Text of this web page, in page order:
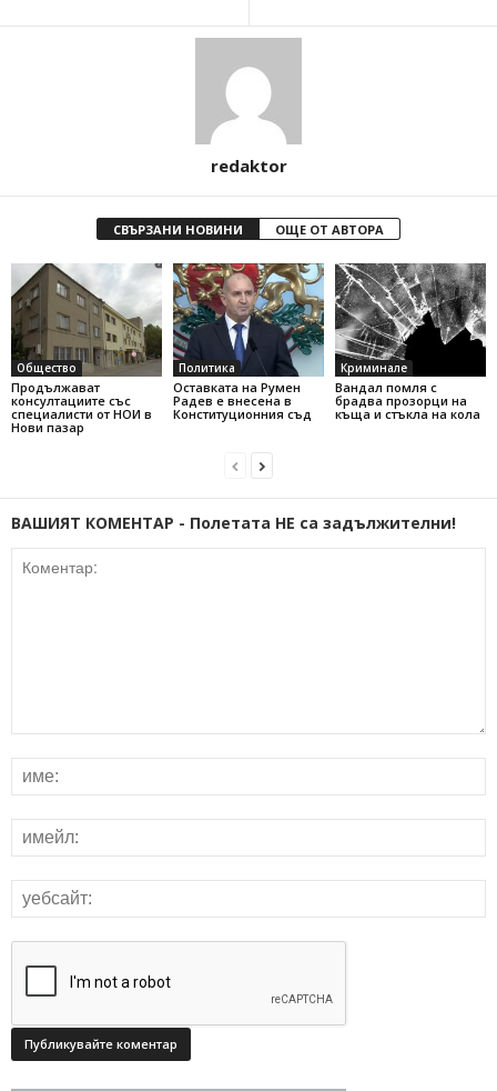
redaktor
СВЪРЗАНИ НОВИНИ ОЩЕ ОТ АВТОРА
Общество
Продължават
консултациите със
специалисти от НОИ в
Нови пазар
Политика
Оставката на Румен
Радев е внесена в
Конституционния съд
Криминале
Вандал помля с
брадва прозорци на
къща и стъкла на кола
ВАШИЯТ КОМЕНТАР - Полетата НЕ са задължителни!